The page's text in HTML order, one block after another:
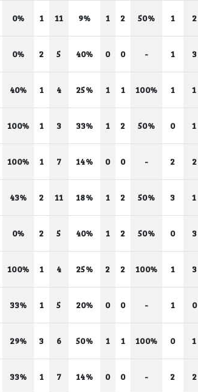
0% 1 11 9% 1 2 50% 1 2
0% 2 5 40% 0 0 - 1 3
40% 1 4 25% 1 1 100% 1 1
100% 1 3 33% 1 2 50% 0 1
100% 1 7 14% 0 0 - 2 2
43% 2 11 18% 1 2 50% 3 1
0% 2 5 40% 1 2 50% 0 3
100% 1 4 25% 2 2 100% 1 3
33% 1 5 20% 0 0 - 1 0
29% 3 6 50% 1 1 100% 0 1
33% 1 7 14% 0 0 - 2 2